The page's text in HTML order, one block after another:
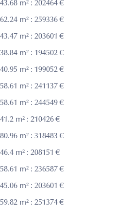
m² : 202464 €
m² : 259336 €
m² : 203601 €
m² : 194502 €
m² : 199052 €
m² : 241137 €
m² : 244549 €
m² : 210426 €
m² : 318483 €
m² : 208151 €
m² : 236587 €
m² : 203601 €
m² : 251374 €